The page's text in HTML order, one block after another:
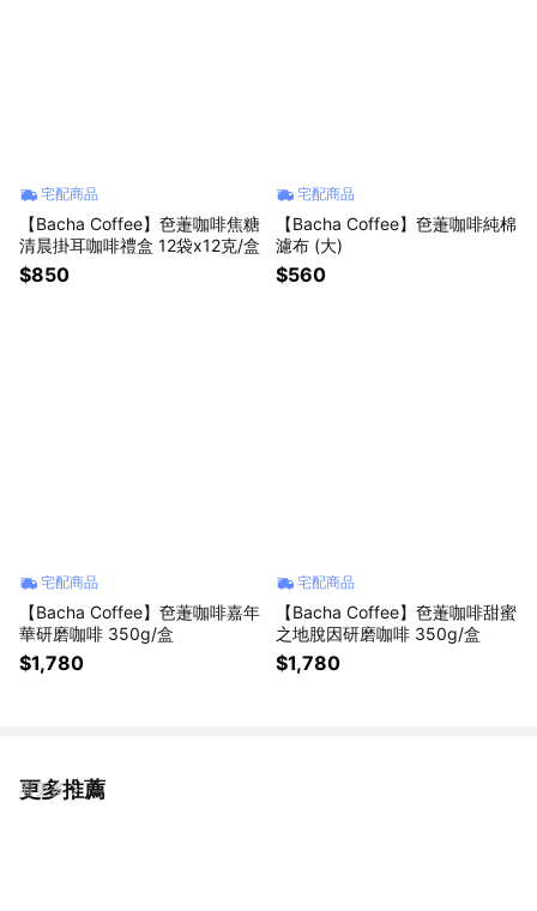
宅配商品
【Bacha Coffee】夿萐咖啡焦糖
清晨掛耳咖啡禮盒 12袋x12克/盒
$850
宅配商品
【Bacha Coffee】夿萐咖啡純棉
濾布 (大)
$560
宅配商品
【Bacha Coffee】夿萐咖啡嘉年
華研磨咖啡 350g/盒
$1,780
宅配商品
【Bacha Coffee】夿萐咖啡甜蜜
之地脫因研磨咖啡 350g/盒
$1,780
更多推薦
看更多